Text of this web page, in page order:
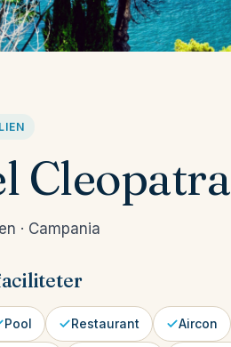
Cleopatra
· Campania
Pool Restaurant Aircon